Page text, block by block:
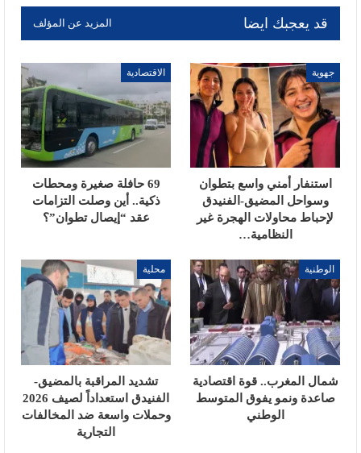
قد يعجبك ايضا المزيد عن المؤلف
جهوية
استنفار أمني واسع بتطوان
وسواحل المضيق-الفنيدق
لإحباط محاولات الهجرة غير
النظامية…
الاقتصادية
69 حافلة صغيرة ومحطات
ذكية.. أين وصلت التزامات
عقد “إيصال تطوان”؟
الوطنية
شمال المغرب.. قوة اقتصادية
صاعدة ونمو يفوق المتوسط
الوطني
محلية
تشديد المراقبة بالمضيق-
الفنيدق استعداداً لصيف 2026
وحملات واسعة ضد المخالفات
التجارية